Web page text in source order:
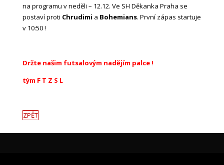
na programu v neděli – 12.12. Ve SH Děkanka Praha se
postaví proti Chrudimi a Bohemians. První zápas startuje
v 10:50 !
Držte našim futsalovým nadějím palce !
tým F T Z S L
ZPĚT